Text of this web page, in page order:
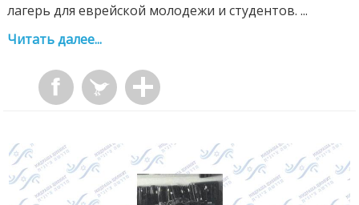
лагерь для еврейской молодежи и студентов. ...
Читать далее...